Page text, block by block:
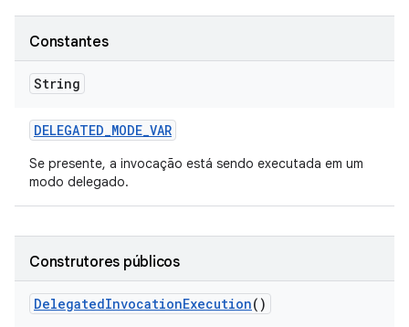
Constantes
String
DELEGATED_MODE_VAR
Se presente, a invocação está sendo executada em um
modo delegado.
Construtores públicos
DelegatedInvocationExecution()